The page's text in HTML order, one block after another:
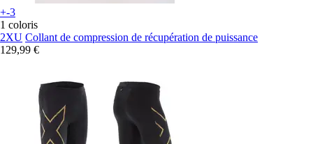
+-3
1 coloris
2XU Collant de compression de récupération de puissance
129,99 €